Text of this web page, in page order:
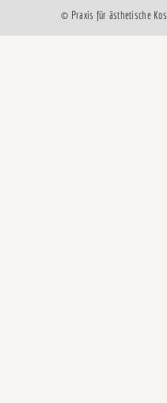
© Praxis für ästhetische